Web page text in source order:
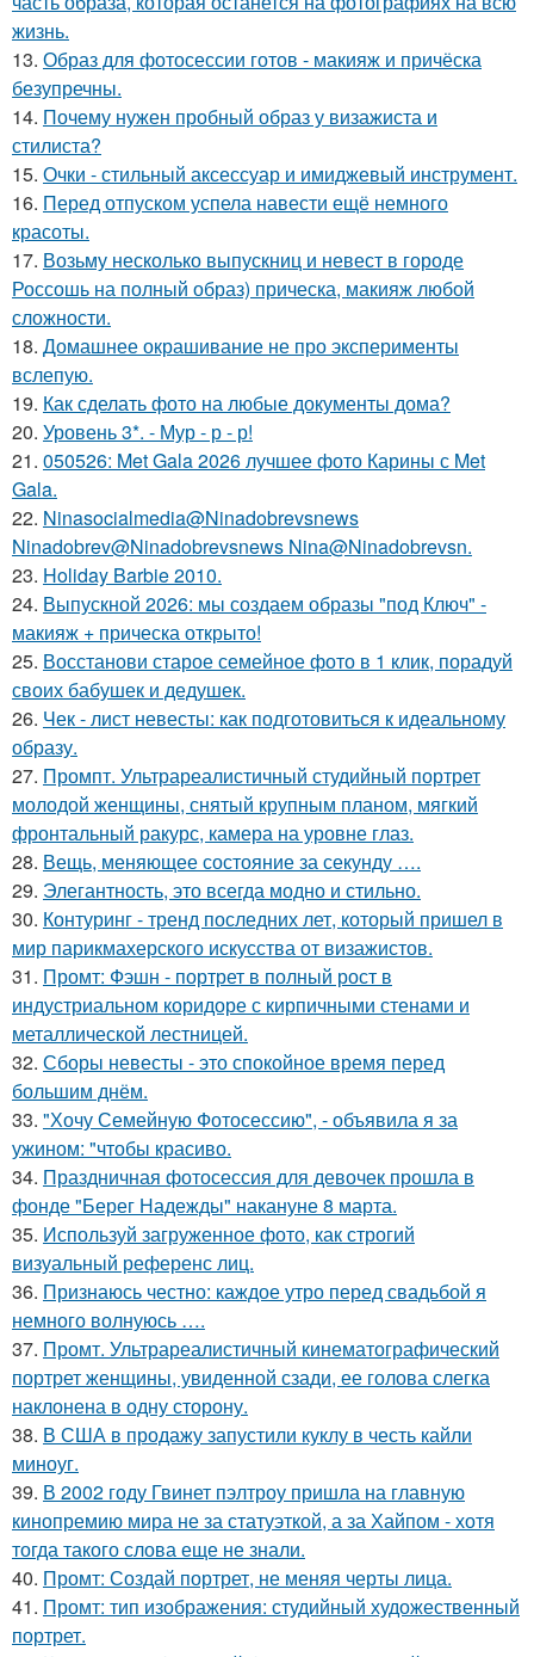
жизнь.
13. Образ для фотосессии готов - макияж и причёска
безупречны.
14. Почему нужен пробный образ у визажиста и
стилиста?
15. Очки - стильный аксессуар и имиджевый инструмент.
16. Перед отпуском успела навести ещё немного
красоты.
17. Возьму несколько выпускниц и невест в городе
Россошь на полный образ) прическа, макияж любой
сложности.
18. Домашнее окрашивание не про эксперименты
вслепую.
19. Как сделать фото на любые документы дома?
20. Уровень 3*. - Мур - р - р!
21. 050526: Met Gala 2026 лучшее фото Карины с Met
Gala.
22. Ninasocialmedia@Ninadobrevsnews
Ninadobrev@Ninadobrevsnews Nina@Ninadobrevsn.
23. Holiday Barbie 2010.
24. Выпускной 2026: мы создаем образы "под Ключ" -
макияж + прическа открыто!
25. Восстанови старое семейное фото в 1 клик, порадуй
своих бабушек и дедушек.
26. Чек - лист невесты: как подготовиться к идеальному
образу.
27. Промпт. Ультрареалистичный студийный портрет
молодой женщины, снятый крупным планом, мягкий
фронтальный ракурс, камера на уровне глаз.
28. Вещь, меняющее состояние за секунду ….
29. Элегантность, это всегда модно и стильно.
30. Контуринг - тренд последних лет, который пришел в
мир парикмахерского искусства от визажистов.
31. Промт: Фэшн - портрет в полный рост в
индустриальном коридоре с кирпичными стенами и
металлической лестницей.
32. Сборы невесты - это спокойное время перед
большим днём.
33. "Хочу Семейную Фотосессию", - объявила я за
ужином: "чтобы красиво.
34. Праздничная фотосессия для девочек прошла в
фонде "Берег Надежды" накануне 8 марта.
35. Используй загруженное фото, как строгий
визуальный референс лиц.
36. Признаюсь честно: каждое утро перед свадьбой я
немного волнуюсь ….
37. Промт. Ультрареалистичный кинематографический
портрет женщины, увиденной сзади, ее голова слегка
наклонена в одну сторону.
38. В США в продажу запустили куклу в честь кайли
миноуг.
39. В 2002 году Гвинет пэлтроу пришла на главную
кинопремию мира не за статуэткой, а за Хайпом - хотя
тогда такого слова еще не знали.
40. Промт: Создай портрет, не меняя черты лица.
41. Промт: тип изображения: студийный художественный
портрет.